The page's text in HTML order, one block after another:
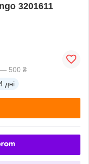
3201611
— 500 ₴
дні